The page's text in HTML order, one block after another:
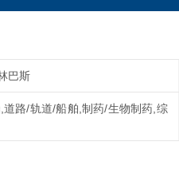
巴斯
道路/轨道/船舶,制药/生物制药,综